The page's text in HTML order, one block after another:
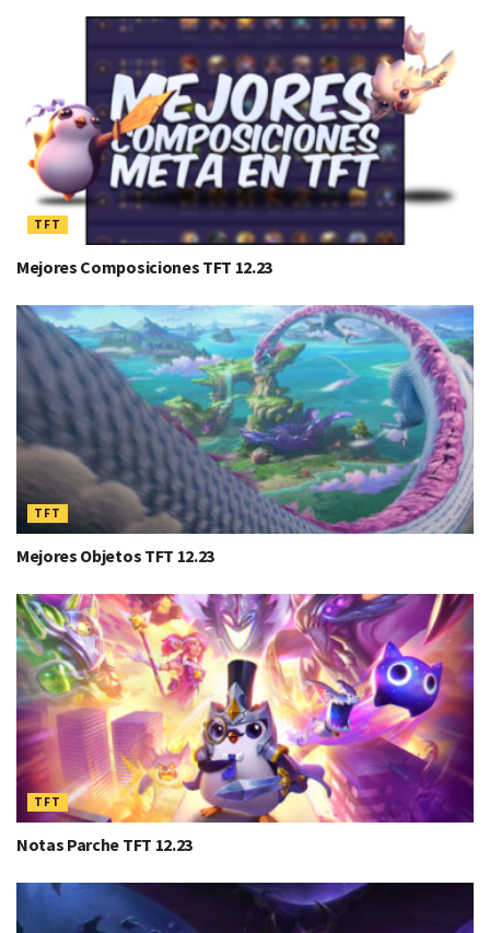
TFT
Mejores Composiciones TFT 12.23
TFT
Mejores Objetos TFT 12.23
TFT
Notas Parche TFT 12.23